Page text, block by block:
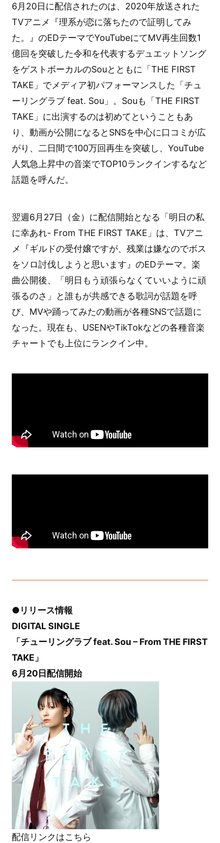
6月20日に配信されたのは、2020年放送された
TVアニメ『理系が恋に落ちたので証明してみ
た。』のEDテーマでYouTubeにてMV再生回数1
億回を突破した令和を代表するデュエットソング
をゲストボーカルのSouとともに「THE FIRST
TAKE」でメディア初パフォーマンスした「チュ
ーリングラブ feat. Sou」。Souも「THE FIRST
TAKE」に出演するのは初めてということもあ
り、動画が公開になるとSNSを中心に口コミが広
がり、二日間で100万回再生を突破し、YouTube
人気急上昇中の音楽でTOP10ランクインするなど
話題を呼んだ。
翌週6月27日（金）に配信開始となる「明日の私
に幸あれ- From THE FIRST TAKE」は、TVアニ
メ『ギルドの受付嬢ですが、残業は嫌なのでボス
をソロ討伐しようと思います』のEDテーマ。楽
曲公開後、「明日もう頑張らなくていいように頑
張るのさ」と誰もが共感できる歌詞が話題を呼
び、MVや踊ってみたの動画が各種SNSで話題に
なった。現在も、USENやTikTokなどの各種音楽
チャートでも上位にランクイン中。
●リリース情報
DIGITAL SINGLE
「チューリングラブ feat. Sou – From THE FIRST
TAKE」
6月20日配信開始
配信リンクはこちら